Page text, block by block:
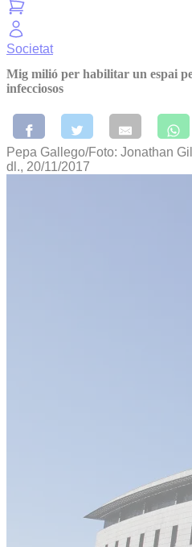
Societat
Mig milió per habilitar un espai
infecciosos
Pepa Gallego/Foto: Jonathan Gil
dl., 20/11/2017